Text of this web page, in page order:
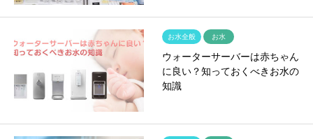
お水全般 お水
ウォーターサーバーは赤ちゃん
に良い？知っておくべきお水の
知識